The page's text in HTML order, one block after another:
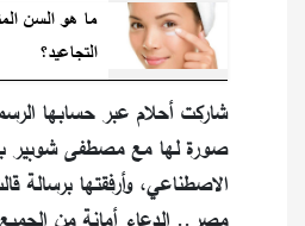
ما هو السن
التجاعيد؟
شاركت أحلام عبر حسابها
صورة لها مع مصطفى شوبير
الاصطناعي، وأرفقتها برسالة